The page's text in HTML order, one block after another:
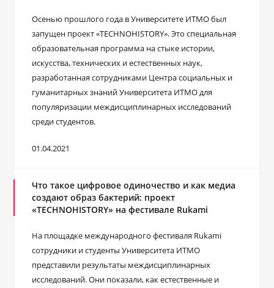
Осенью прошлого года в Университете ИТМО был
запущен проект «TECHNOHISTORY». Это специальная
образовательная программа на стыке истории,
искусства, технических и естественных наук,
разработанная сотрудниками Центра социальных и
гуманитарных знаний Университета ИТМО для
популяризации междисциплинарных исследований
среди студентов.
01.04.2021
Что такое цифровое одиночество и как медиа
создают образ бактерий: проект
«TECHNOHISTORY» на фестивале Rukami
На площадке международного фестиваля Rukami
сотрудники и студенты Университета ИТМО
представили результаты междисциплинарных
исследований. Они показали, как естественные и